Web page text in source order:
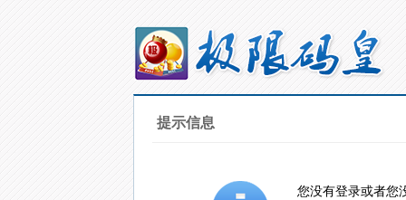
提示信息
您没有登录或者您